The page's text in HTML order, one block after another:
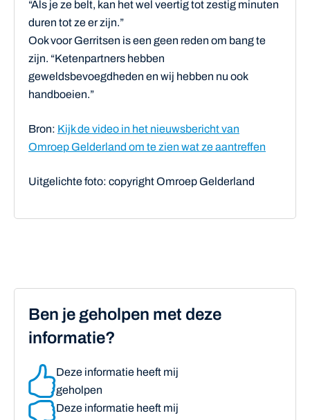
“Als je ze belt, kan het wel veertig tot zestig minuten
duren tot ze er zijn.”
Ook voor Gerritsen is een geen reden om bang te
zijn. “Ketenpartners hebben
geweldsbevoegdheden en wij hebben nu ook
handboeien.”
Bron: Kijk de video in het nieuwsbericht van
Omroep Gelderland om te zien wat ze aantreffen
Uitgelichte foto: copyright Omroep Gelderland
Ben je geholpen met deze
informatie?
Deze informatie heeft mij
geholpen
Deze informatie heeft mij